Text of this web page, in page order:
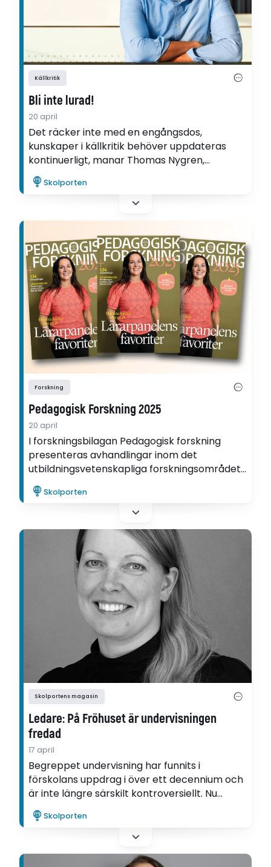
Källkritik
Bli inte lurad!
20 april
Det räcker inte med en engångsdos,
kunskaper i källkritik behöver uppdateras
kontinuerligt, manar Thomas Nygren,
didaktikprofessor och tidigare historie- och
samhällskunskapslärare.
Skolporten
Forskning
Pedagogisk Forskning 2025
20 april
I forskningsbilagan Pedagogisk forskning
presenteras avhandlingar inom det
utbildningsvetenskapliga forskningsområdet
som publicerats under år 2025, och
Lärarpanelen svarar på frågan om vilka
avhandlingar som väckt extra starkt intresse
Skolporten
Skolportens magasin
Ledare: På Fröhuset är undervisningen
fredad
17 april
Begreppet undervisning har funnits i
förskolans uppdrag i över ett decennium och
är inte längre särskilt kontroversiellt. Nu
handlar det framförallt om att sprida
konkreta och forskningsbaserade
undervisningsmetoder till förskolor runt om i
Skolporten